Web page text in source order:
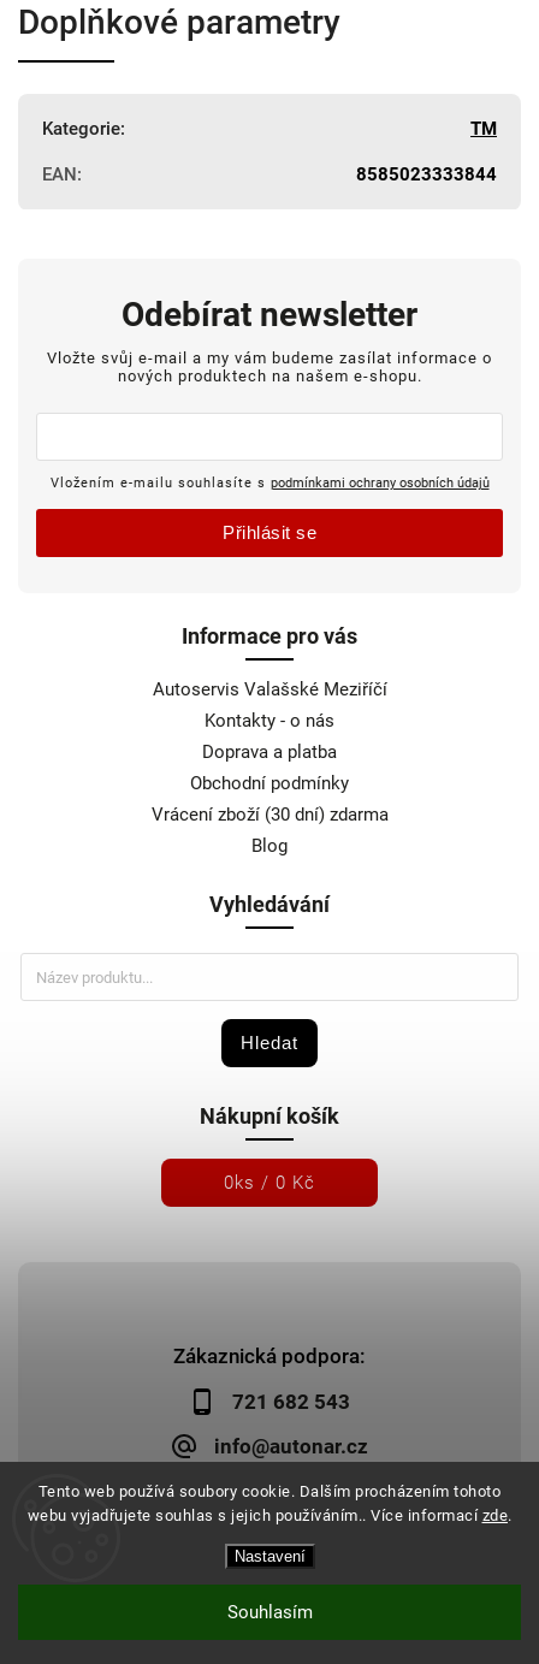
Tento web používá soubory cookie. Dalším procházením tohoto
webu vyjadřujete souhlas s jejich používáním.. Více informací zde.
Nastavení
Souhlasím
Doplňkové parametry
Kategorie: TM
EAN: 8585023333844
Zákaznická podpora:
721 682 543
info@autonar.cz
Informace pro vás
Autoservis Valašské Meziříčí
Kontakty - o nás
Doprava a platba
Obchodní podmínky
Vrácení zboží (30 dní) zdarma
Blog
Vyhledávání
Hledat
Nákupní košík
0ks / 0 Kč
Odebírat newsletter
Vložte svůj e-mail a my vám budeme zasílat informace o
nových produktech na našem e-shopu.
Vložením e-mailu souhlasíte s podmínkami ochrany osobních údajů
Přihlásit se
Autonar.cz. Všechna práva vyhrazena.
| Design Shoptak.cz